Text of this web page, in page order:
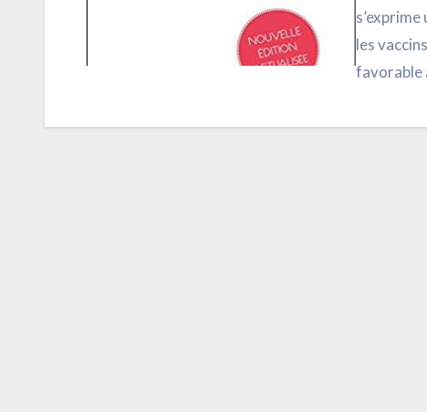
les
favorable